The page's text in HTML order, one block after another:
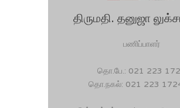
திருமதி. தனுஜா
பணிப்பாளர்
தொ.பே.: 021 223
தொ.நகல்: 021 223